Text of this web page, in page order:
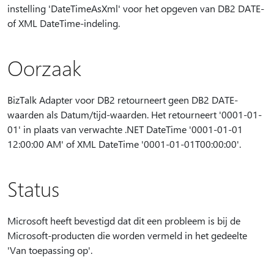
instelling 'DateTimeAsXml' voor het opgeven van DB2 DATE-
of XML DateTime-indeling.
Oorzaak
BizTalk Adapter voor DB2 retourneert geen DB2 DATE-
waarden als Datum/tijd-waarden. Het retourneert '0001-01-
01' in plaats van verwachte .NET DateTime '0001-01-01
12:00:00 AM' of XML DateTime '0001-01-01T00:00:00'.
Status
Microsoft heeft bevestigd dat dit een probleem is bij de
Microsoft-producten die worden vermeld in het gedeelte
'Van toepassing op'.